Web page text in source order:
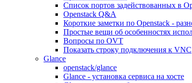
Список портов задействованных в
Openstack Q&A
Короткие заметки по Openstack -
Простые вещи об особенностях
Вопросы по OVT
Показать строку подключения к VNC
Glance
openstack/glance
Glance - установка сервиса на хосте